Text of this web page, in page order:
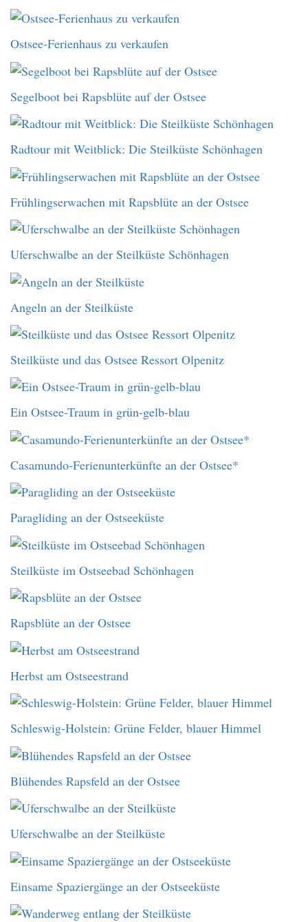
Ostsee-Ferienhaus zu verkaufen
Segelboot bei Rapsblüte auf der Ostsee
Radtour mit Weitblick: Die Steilküste Schönhagen
Frühlingserwachen mit Rapsblüte an der Ostsee
Uferschwalbe an der Steilküste Schönhagen
Angeln an der Steilküste
Steilküste und das Ostsee Ressort Olpenitz
Ein Ostsee-Traum in grün-gelb-blau
Casamundo-Ferienunterkünfte an der Ostsee*
Paragliding an der Ostseeküste
Steilküste im Ostseebad Schönhagen
Rapsblüte an der Ostsee
Herbst am Ostseestrand
Schleswig-Holstein: Grüne Felder, blauer Himmel
Blühendes Rapsfeld an der Ostsee
Uferschwalbe an der Steilküste
Einsame Spaziergänge an der Ostseeküste